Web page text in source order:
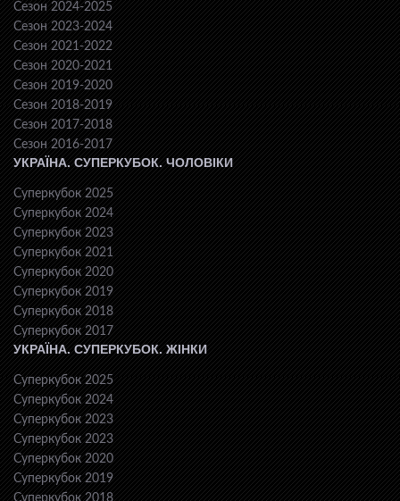
Сезон 2024-2025
Сезон 2023-2024
Сезон 2021-2022
Сезон 2020-2021
Сезон 2019-2020
Сезон 2018-2019
Сезон 2017-2018
Сезон 2016-2017
УКРАЇНА. СУПЕРКУБОК. ЧОЛОВІКИ
Суперкубок 2025
Суперкубок 2024
Суперкубок 2023
Суперкубок 2021
Суперкубок 2020
Суперкубок 2019
Суперкубок 2018
Суперкубок 2017
УКРАЇНА. СУПЕРКУБОК. ЖІНКИ
Суперкубок 2025
Суперкубок 2024
Суперкубок 2023
Суперкубок 2023
Суперкубок 2020
Суперкубок 2019